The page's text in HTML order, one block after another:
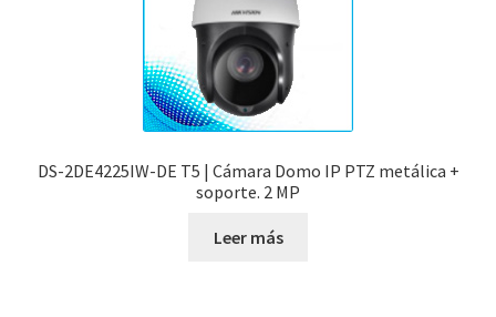
DS-2DE4225IW-DE T5 | Cámara Domo IP PTZ metálica +
soporte. 2 MP
Leer más